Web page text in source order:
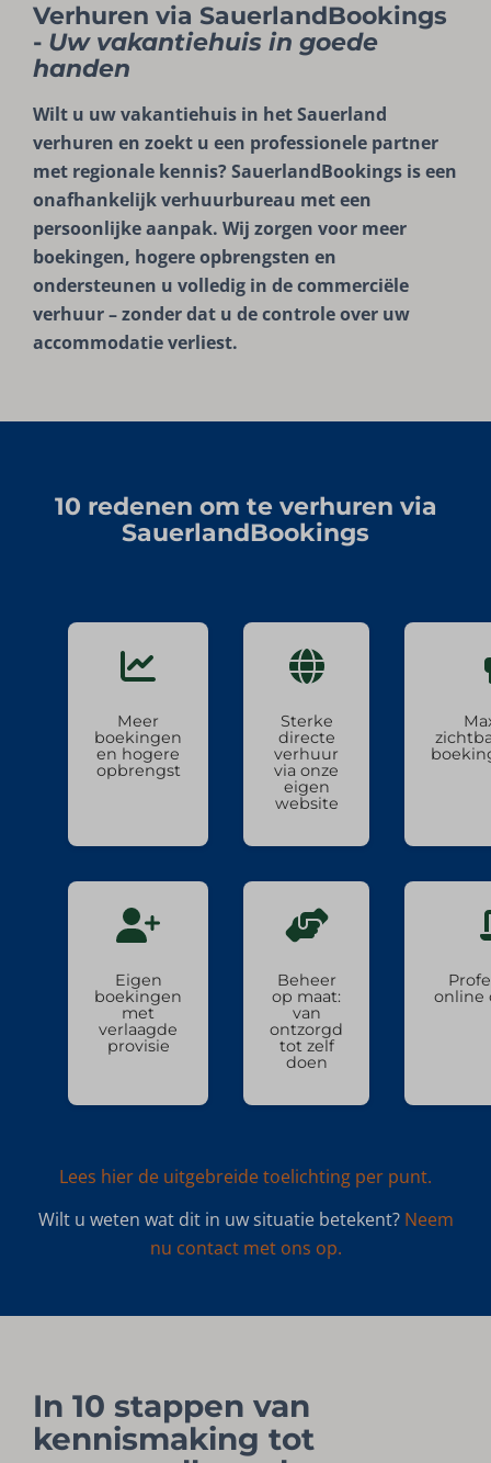
Verhuren via SauerlandBookings
- Uw vakantiehuis in goede
handen
Wilt u uw vakantiehuis in het Sauerland
verhuren en zoekt u een professionele partner
met regionale kennis? SauerlandBookings is een
onafhankelijk verhuurbureau met een
persoonlijke aanpak. Wij zorgen voor meer
boekingen, hogere opbrengsten en
ondersteunen u volledig in de commerciële
verhuur – zonder dat u de controle over uw
accommodatie verliest.
10 redenen om te verhuren via
SauerlandBookings
Meer
boekingen
en hogere
opbrengst
Sterke
directe
verhuur
via onze
eigen
website
Eigen
boekingen
met
verlaagde
provisie
Beheer
op maat:
van
ontzorgd
tot zelf
doen
online
Lees hier de uitgebreide toelichting per punt.
Wilt u weten wat dit in uw situatie betekent? Neem
nu contact met ons op.
In 10 stappen van
kennismaking tot